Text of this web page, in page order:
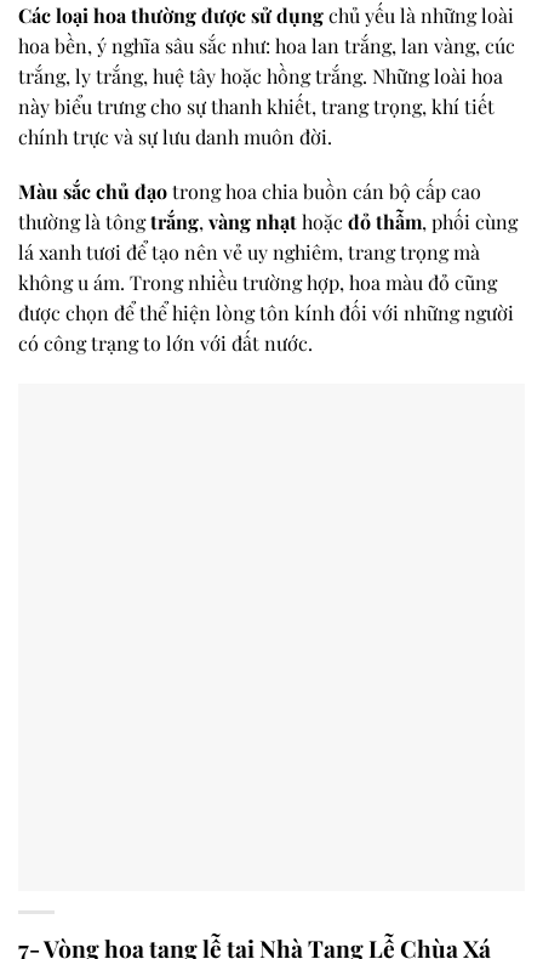
Các loại hoa thường được sử dụngchủ yếu là những loài
hoa bền, ý nghĩa sâu sắc như: hoa lan trắng, lan vàng, cúc
trắng, ly trắng, huệ tây hoặc hồng trắng. Những loài hoa
này biểu trưng cho sự thanh khiết, trang trọng, khí tiết
chính trực và sự lưu danh muôn đời.
Màu sắc chủ đạotrong hoa chia buồn cán bộ cấp cao
thường là tôngtrắng,vàng nhạthoặc đỏ thẫm, phối cùng
lá xanh tươi để tạo nên vẻ uy nghiêm, trang trọng mà
không u ám. Trong nhiều trường hợp, hoa màu đỏ cũng
được chọn để thể hiện lòng tôn kính đối với những người
có công trạng to lớn với đất nước.
7- Vòng hoa tang lễ tại Nhà Tang Lễ Chùa Xá